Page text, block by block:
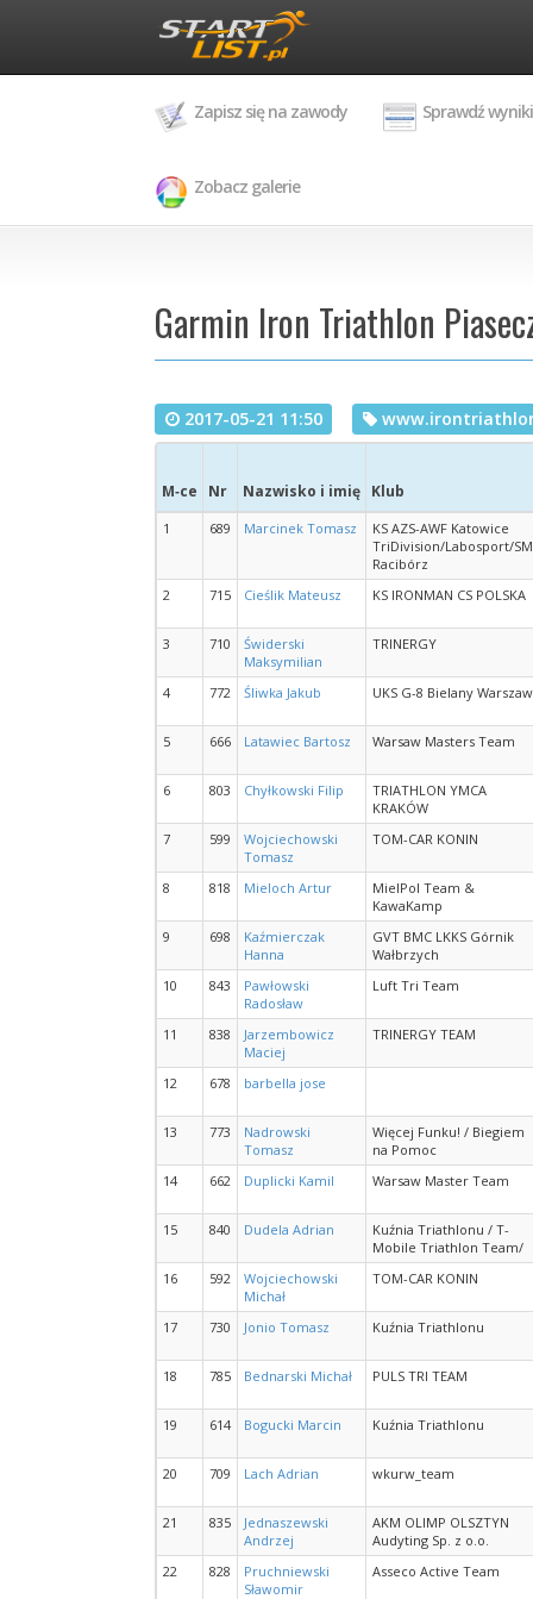
Zapisz się na zawody Sprawdź wyniki
Zobacz galerie
Garmin Iron Triathlon
2017-05-21 11:50
M‑ce Nr Nazwisko i imię Klub
1 689 Marcinek Tomasz
KS AZS-AWF Katowice
TriDivision/Labosport/
Racibórz
2
715 Cieślik Mateusz KS IRONMAN CS POLSKA
3 710
Świderski
Maksymilian
TRINERGY
4 772 Śliwka Jakub UKS G-8 Bielany
5 666 Latawiec Bartosz Warsaw Masters Team
6 803 Chyłkowski Filip
TRIATHLON YMCA
KRAKÓW
7
599
Wojciechowski
Tomasz
TOM-CAR KONIN
8 818 Mieloch Artur
MielPol Team &
KawaKamp
9
698
Kaźmierczak
Hanna
GVT BMC LKKS Górnik
Wałbrzych
10
843
Pawłowski
Radosław
Luft Tri Team
11 838
Jarzembowicz
Maciej
TRINERGY TEAM
12 678 barbella jose
13 773
Nadrowski
Tomasz
Więcej Funku! / Biegiem
na Pomoc
14
662 Duplicki Kamil Warsaw Master Team
15 840 Dudela Adrian
Kuźnia Triathlonu / T-
Mobile Triathlon Team/
16
592
Wojciechowski
Michał
TOM-CAR KONIN
17 730 Jonio Tomasz Kuźnia Triathlonu
18 785 Bednarski Michał PULS TRI TEAM
19 614 Bogucki Marcin Kuźnia Triathlonu
20 709 Lach Adrian wkurw_team
21 835
Jednaszewski
Andrzej
AKM OLIMP OLSZTYN
Audyting Sp. z o.o.
22
828
Pruchniewski
Sławomir
Asseco Active Team